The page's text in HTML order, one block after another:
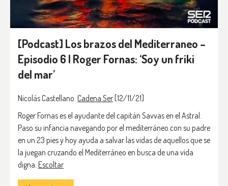
[Podcast] Los brazos del Mediterraneo –
Episodio 6 | Roger Fornas: ‘Soy un friki
del mar’
Nicolás Castellano. Cadena Ser [12/11/21]
Roger Fornas es el ayudante del capitán Savvas en el Astral.
Paso su infancia navegando por el mediterráneo con su padre
en un 23 pies y hoy ayuda a salvar las vidas de aquellos que se
la juegan cruzando el Mediterráneo en busca de una vida
digna. Escoltar